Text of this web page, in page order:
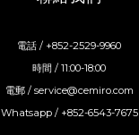
電話 / +852-2529-9960
時間 / 11:00-18:00
電郵 / service@cemiro.com
Whatsapp / +852-6543-7675